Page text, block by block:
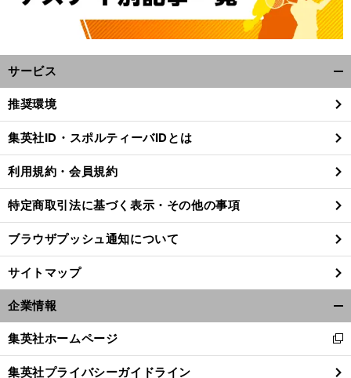
】 。
前
サービス
閉
る
推奨環境
集英社ID・スポルティーバIDとは
利用規約・会員規約
特定商取引法に基づく表示・その他の事項
ブラウザプッシュ通知について
サイトマップ
企業情報
閉
集英社ホームページ
新
し
い
集英社プライバシーガイドライン